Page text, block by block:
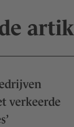
verkeerde